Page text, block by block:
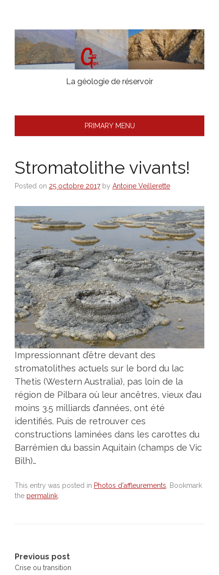
content
La géologie de réservoir
PRIMARY MENU
Stromatolithe vivants!
Posted on 25 octobre 2017by Antoine Veillerette
Impressionnant d’être devant des
stromatolithes actuels sur le bord du lac
Thetis (Western Australia), pas loin de la
région de Pilbara où leur ancêtres, vieux d’au
moins 3.5 milliards d’années, ont été
identifiés. Puis de retrouver ces
constructions laminées dans les carottes du
Barrémien du bassin Aquitain (champs de Vic
Bilh)…
This entry was posted in Photos d'affleurements . Bookmark
the permalink
Previous post
Crise ou transition